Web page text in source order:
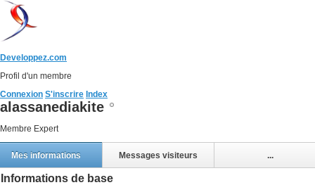
Developpez.com
Profil d'un membre
Connexion S'inscrire Index
alassanediakite
Membre Expert
Mes informations Messages visiteurs ...
Informations de base